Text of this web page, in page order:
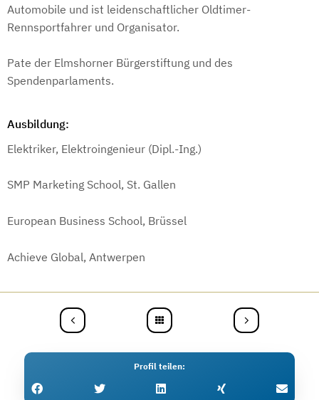
Automobile und ist leidenschaftlicher Oldtimer-
Rennsportfahrer und Organisator.
Pate der Elmshorner Bürgerstiftung und des
Spendenparlaments.
Ausbildung:
Elektriker, Elektroingenieur (Dipl.-Ing.)
SMP Marketing School, St. Gallen
European Business School, Brüssel
Achieve Global, Antwerpen
Profil teilen